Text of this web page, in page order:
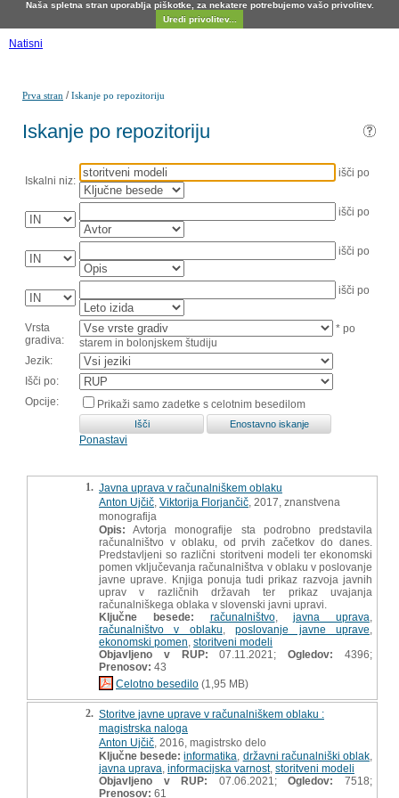
Naša spletna stran uporablja piškotke, za nekatere potrebujemo vašo privolitev.
Uredi privolitev...
Natisni
Prva stran /Iskanje po repozitoriju
Iskanje po repozitoriju
Iskalni niz:
išči po
išči po
išči po
išči po
Vrsta
gradiva:
* po
starem in bolonjskem študiju
Jezik:
Išči po:
Opcije:
Prikaži samo zadetke s celotnim besedilom
Ponastavi
1. Javna uprava v računalniškem oblaku
Anton Ujčič Viktorija Florjančič , 2017, znanstvena
monografija
Opis: Avtorja monografije sta podrobno predstavila
računalništvo v oblaku, od prvih začetkov do danes.
Predstavljeni so različni storitveni modeli ter ekonomski
pomen vključevanja računalništva v oblaku v poslovanje
javne uprave. Knjiga ponuja tudi prikaz razvoja javnih
uprav v različnih državah ter prikaz uvajanja
računalniškega oblaka v slovenski javni upravi.
Ključne besede:
računalništvo,javna uprava
računalništvo v oblaku ,poslovanje javne uprave
ekonomski pomen storitveni modeli
Objavljeno v RUP: 07.11.2021;Ogledov: 4396;
Prenosov: 43
Celotno besedilo (1,95 MB)
2. Storitve javne uprave v računalniškem oblaku :
magistrska naloga
Anton Ujčič , 2016, magistrsko delo
Ključne besede: informatika državni računalniški oblak
javna uprava informacijska varnost, storitveni modeli
Objavljeno v RUP: 07.06.2021;Ogledov:
7518;
Prenosov: 61